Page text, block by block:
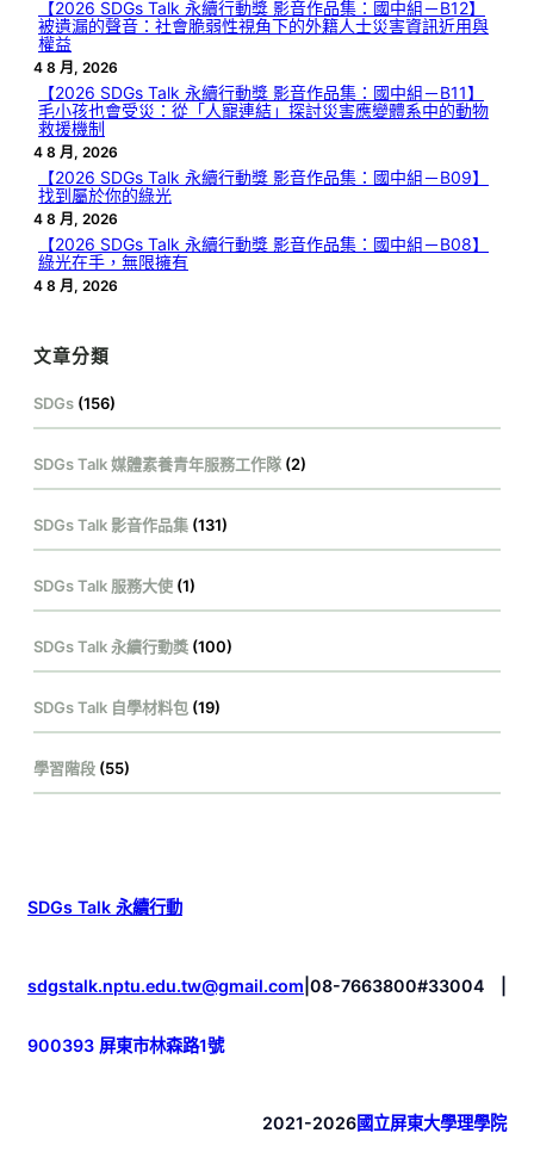
【2026 SDGs Talk 永續行動獎 影音作品集：國中組－B12】
被遺漏的聲音：社會脆弱性視角下的外籍人士災害資訊近用與
權益
4 8 月, 2026
【2026 SDGs Talk 永續行動獎 影音作品集：國中組－B11】
毛小孩也會受災：從「人寵連結」探討災害應變體系中的動物
救援機制
4 8 月, 2026
【2026 SDGs Talk 永續行動獎 影音作品集：國中組－B09】
找到屬於你的綠光
4 8 月, 2026
【2026 SDGs Talk 永續行動獎 影音作品集：國中組－B08】
綠光在手，無限擁有
4 8 月, 2026
文章分類
SDGs (156)
SDGs Talk 媒體素養青年服務工作隊 (2)
SDGs Talk 影音作品集 (131)
SDGs Talk 服務大使 (1)
SDGs Talk 永續行動獎 (100)
SDGs Talk 自學材料包 (19)
學習階段 (55)
SDGs Talk 永續行動
sdgstalk.nptu.edu.tw@gmail.com 08-7663800#33004
900393 屏東市林森路1號
2021-2026國立屏東大學理學院